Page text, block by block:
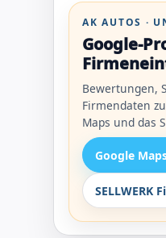
AK AUTOS ·
Google-
Bewertungen,
Firmendaten
Maps und das
Google
SELLWERK